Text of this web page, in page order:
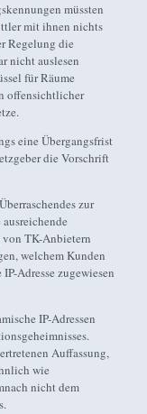
müssten
mit ihnen nichts
Regelung die
nicht auslesen
für Räume
offensichtlicher
eine Übergangsfrist
die Vorschrift
zur
von TK-Anbietern
welchem Kunden
Adresse zugewiesen
IP-Adressen
Auffassung,
wie
nicht dem